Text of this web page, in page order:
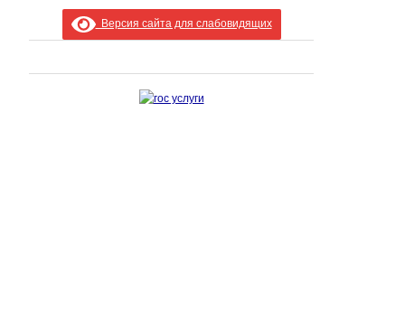
Версия сайта для слабовидящих